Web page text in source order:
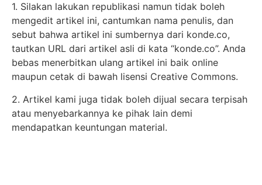
1. Silakan lakukan republikasi namun tidak boleh
mengedit artikel ini, cantumkan nama penulis, dan
sebut bahwa artikel ini sumbernya dari konde.co,
tautkan URL dari artikel asli di kata “konde.co”. Anda
bebas menerbitkan ulang artikel ini baik online
maupun cetak di bawah lisensi Creative Commons.
2. Artikel kami juga tidak boleh dijual secara terpisah
atau menyebarkannya ke pihak lain demi
mendapatkan keuntungan material.